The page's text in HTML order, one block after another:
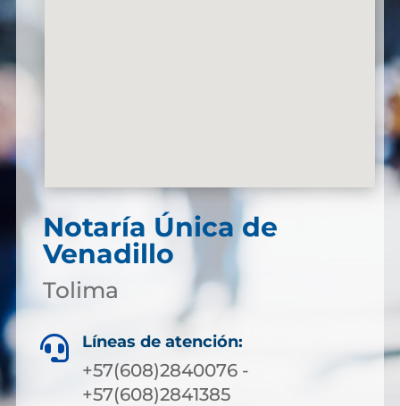
Notaría Única de
Venadillo
Tolima
 Líneas de atención:
+57(608)2840076 -
+57(608)2841385